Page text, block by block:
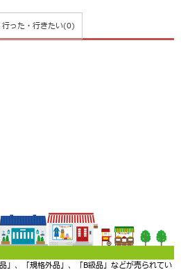
行った・行きたい(0)
」、「規格外品」、「B級品」などが売られてい